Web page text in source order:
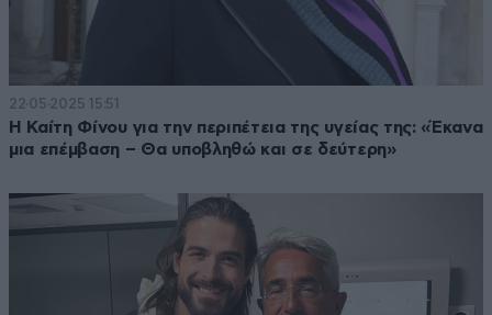
22·05·2025 15:51
Η Καίτη Φίνου για την περιπέτεια της υγείας της: «Έκανα
μια επέμβαση – Θα υποβληθώ και σε δεύτερη»